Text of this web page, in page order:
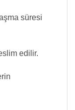
süresi
edilir.